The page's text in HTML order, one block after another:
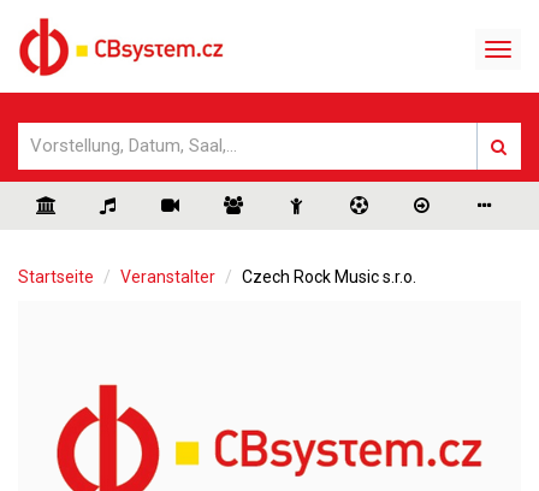
Startseite Veranstalter Czech Rock Music s.r.o.